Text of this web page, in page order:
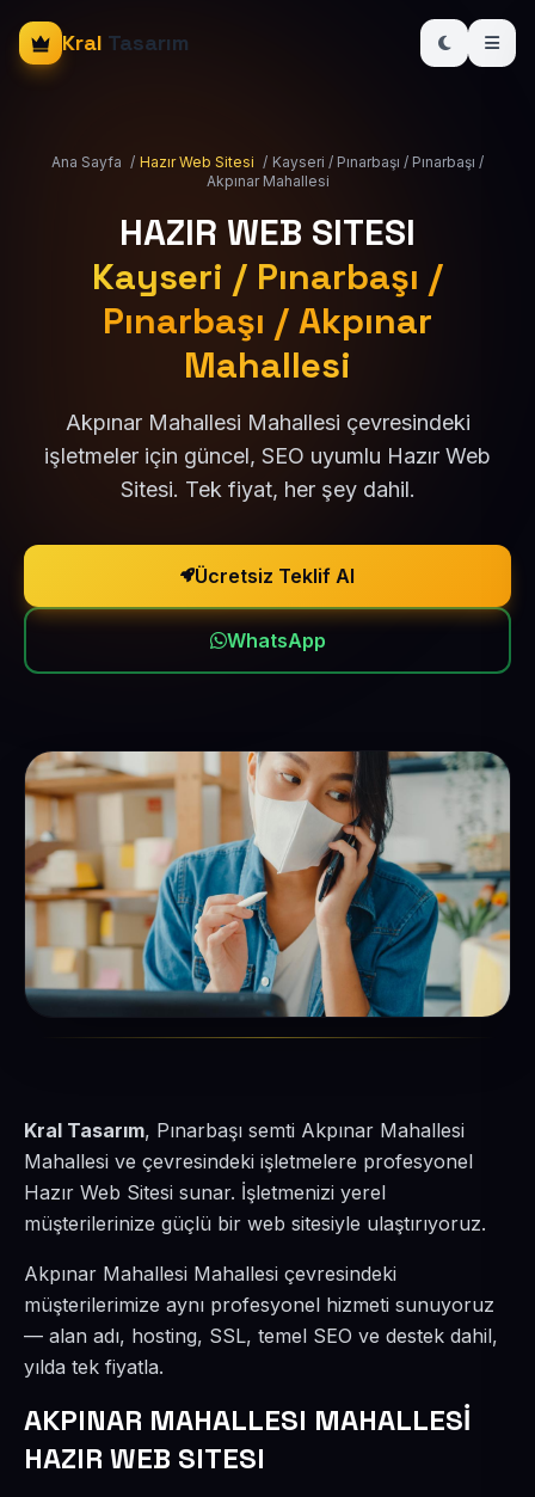
Kral Tasarım
Ana Sayfa / Hazır Web Sitesi / Kayseri / Pınarbaşı / Pınarbaşı /
Akpınar Mahallesi
HAZIR WEB SITESI
Kayseri / Pınarbaşı /
Pınarbaşı / Akpınar
Mahallesi
Akpınar Mahallesi Mahallesi çevresindeki
işletmeler için güncel, SEO uyumlu Hazır Web
Sitesi. Tek fiyat, her şey dahil.
Ücretsiz Teklif Al
WhatsApp
Kral Tasarım, Pınarbaşı semti Akpınar Mahallesi
Mahallesi ve çevresindeki işletmelere profesyonel
Hazır Web Sitesi sunar. İşletmenizi yerel
müşterilerinize güçlü bir web sitesiyle ulaştırıyoruz.
Akpınar Mahallesi Mahallesi çevresindeki
müşterilerimize aynı profesyonel hizmeti sunuyoruz
— alan adı, hosting, SSL, temel SEO ve destek dahil,
yılda tek fiyatla.
AKPINAR MAHALLESI MAHALLESİ
HAZIR WEB SITESI